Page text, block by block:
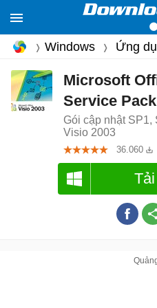
Windows Ứng
Microsoft
Service Pack
Gói cập nhật SP1,
Visio 2003
36.060